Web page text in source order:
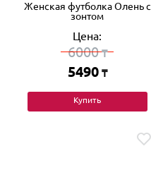
Женская футболка Олень с
зонтом
Цена:
6000₸
5490 ₸
Купить